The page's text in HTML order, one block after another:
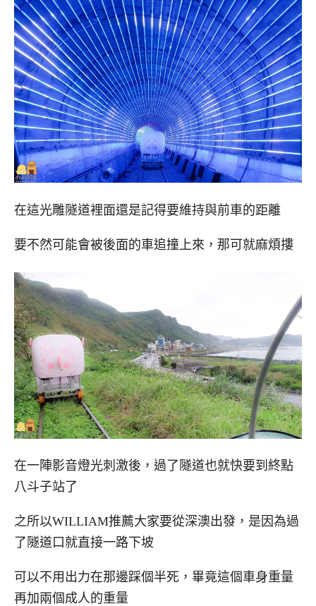
在這光雕隧道裡面還是記得要維持與前車的距離
要不然可能會被後面的車追撞上來，那可就麻煩摟
在一陣影音燈光刺激後，過了隧道也就快要到終點
八斗子站了
之所以WILLIAM推薦大家要從深澳出發，是因為過
了隧道口就直接一路下坡
可以不用出力在那邊踩個半死，畢竟這個車身重量
再加兩個成人的重量